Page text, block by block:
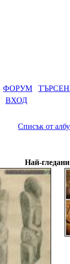
ФОРУМ
ВХОД
Списък от
Най-